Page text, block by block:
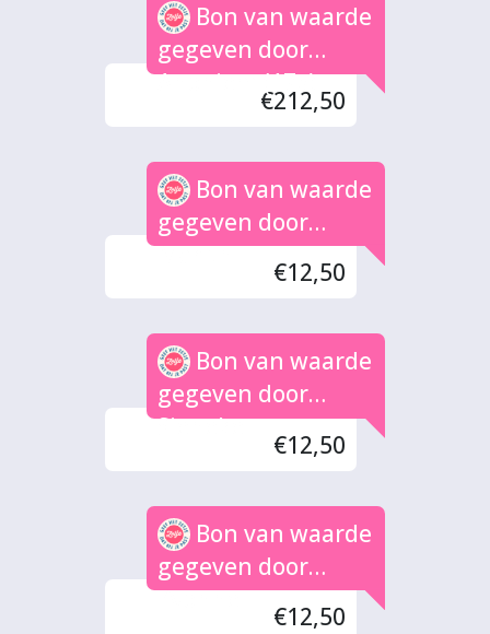
Bon van waarde
gegeven door
Anoniem (17x)
€212,50
Bon van waarde
gegeven door
Marith
€12,50
Bon van waarde
gegeven door
Sieneke
€12,50
Bon van waarde
gegeven door
Yvonne
€12,50